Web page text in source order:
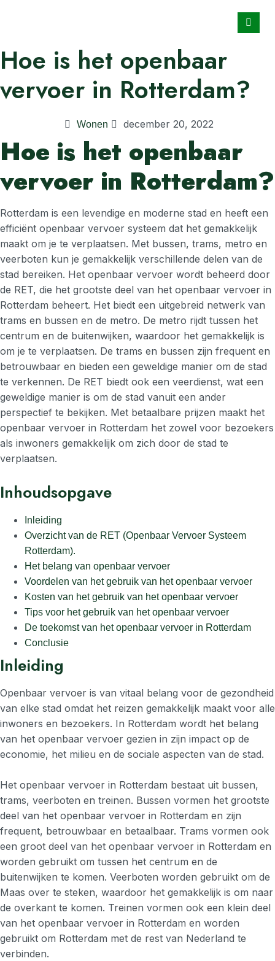
Hoe is het openbaar
vervoer in Rotterdam?
Wonen december 20, 2022
Hoe is het openbaar
vervoer in Rotterdam?
Rotterdam is een levendige en moderne stad en heeft een
efficiënt openbaar vervoer systeem dat het gemakkelijk
maakt om je te verplaatsen. Met bussen, trams, metro en
veerboten kun je gemakkelijk verschillende delen van de
stad bereiken. Het openbaar vervoer wordt beheerd door
de RET, die het grootste deel van het openbaar vervoer in
Rotterdam beheert. Het biedt een uitgebreid netwerk van
trams en bussen en de metro. De metro rijdt tussen het
centrum en de buitenwijken, waardoor het gemakkelijk is
om je te verplaatsen. De trams en bussen zijn frequent en
betrouwbaar en bieden een geweldige manier om de stad
te verkennen. De RET biedt ook een veerdienst, wat een
geweldige manier is om de stad vanuit een ander
perspectief te bekijken. Met betaalbare prijzen maakt het
openbaar vervoer in Rotterdam het zowel voor bezoekers
als inwoners gemakkelijk om zich door de stad te
verplaatsen.
Inhoudsopgave
Inleiding
Overzicht van de RET (Openbaar Vervoer Systeem
Rotterdam).
Het belang van openbaar vervoer
Voordelen van het gebruik van het openbaar vervoer
Kosten van het gebruik van het openbaar vervoer
Tips voor het gebruik van het openbaar vervoer
De toekomst van het openbaar vervoer in Rotterdam
Conclusie
Inleiding
Openbaar vervoer is van vitaal belang voor de gezondheid
van elke stad omdat het reizen gemakkelijk maakt voor alle
inwoners en bezoekers. In Rotterdam wordt het belang
van het openbaar vervoer gezien in zijn impact op de
economie, het milieu en de sociale aspecten van de stad.
Het openbaar vervoer in Rotterdam bestaat uit bussen,
trams, veerboten en treinen. Bussen vormen het grootste
deel van het openbaar vervoer in Rotterdam en zijn
frequent, betrouwbaar en betaalbaar. Trams vormen ook
een groot deel van het openbaar vervoer in Rotterdam en
worden gebruikt om tussen het centrum en de
buitenwijken te komen. Veerboten worden gebruikt om de
Maas over te steken, waardoor het gemakkelijk is om naar
de overkant te komen. Treinen vormen ook een klein deel
van het openbaar vervoer in Rotterdam en worden
gebruikt om Rotterdam met de rest van Nederland te
verbinden.